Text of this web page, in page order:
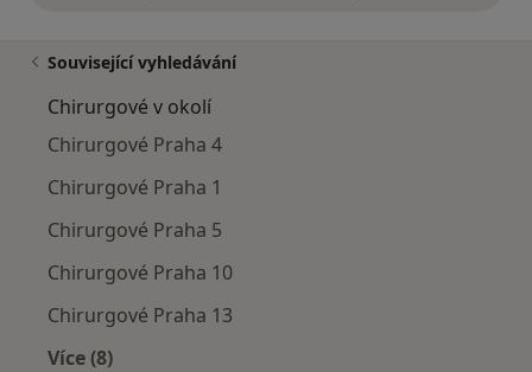
Související vyhledávání
Chirurgové v okolí
Chirurgové Praha 4
Chirurgové Praha 1
Chirurgové Praha 5
Chirurgové Praha 10
Chirurgové Praha 13
Více (8)